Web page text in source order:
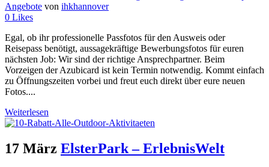
Angebote von ihkhannover
0 Likes
Egal, ob ihr professionelle Passfotos für den Ausweis oder
Reisepass benötigt, aussagekräftige Bewerbungsfotos für euren
nächsten Job: Wir sind der richtige Ansprechpartner. Beim
Vorzeigen der Azubicard ist kein Termin notwendig. Kommt einfach
zu Öffnungszeiten vorbei und freut euch direkt über eure neuen
Fotos....
Weiterlesen
17 März ElsterPark – ErlebnisWelt